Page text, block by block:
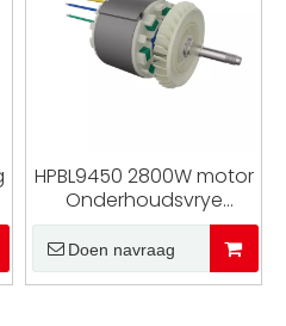
HPBL9450 2800W motor
Onderhoudsvrye
borsellose GS-motor
Kompakte BLDC-motor
∅94*50mm
Doen navraag